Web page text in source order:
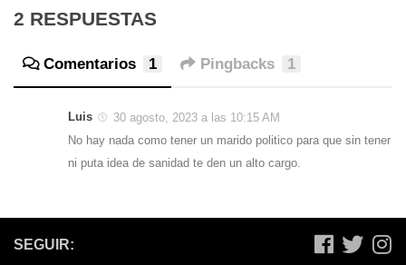
2 RESPUESTAS
Comentarios 1 Pingbacks 1
Luis
30 agosto, 2023 a las 10:15 AM
No hay nada como tener un marido politico para que sin tener
ni puta idea de sanidad te den un alto cargo.
SEGUIR: